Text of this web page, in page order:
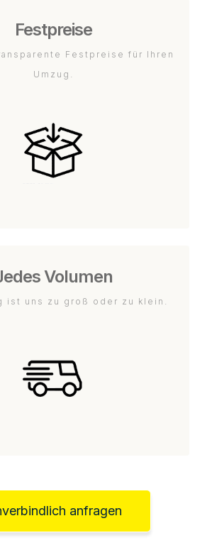
Festpreise
Festpreise für Ihren
Umzug.
Volumen
ist uns zu groß oder zu klein.
anfragen